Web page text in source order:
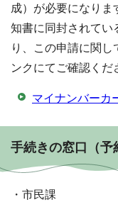
成）が必要になりま
知書に同封されてい
り、この申請に関し
ンクにてご確認くだ
マイナンバーカ
手続きの窓口（予
・市民課